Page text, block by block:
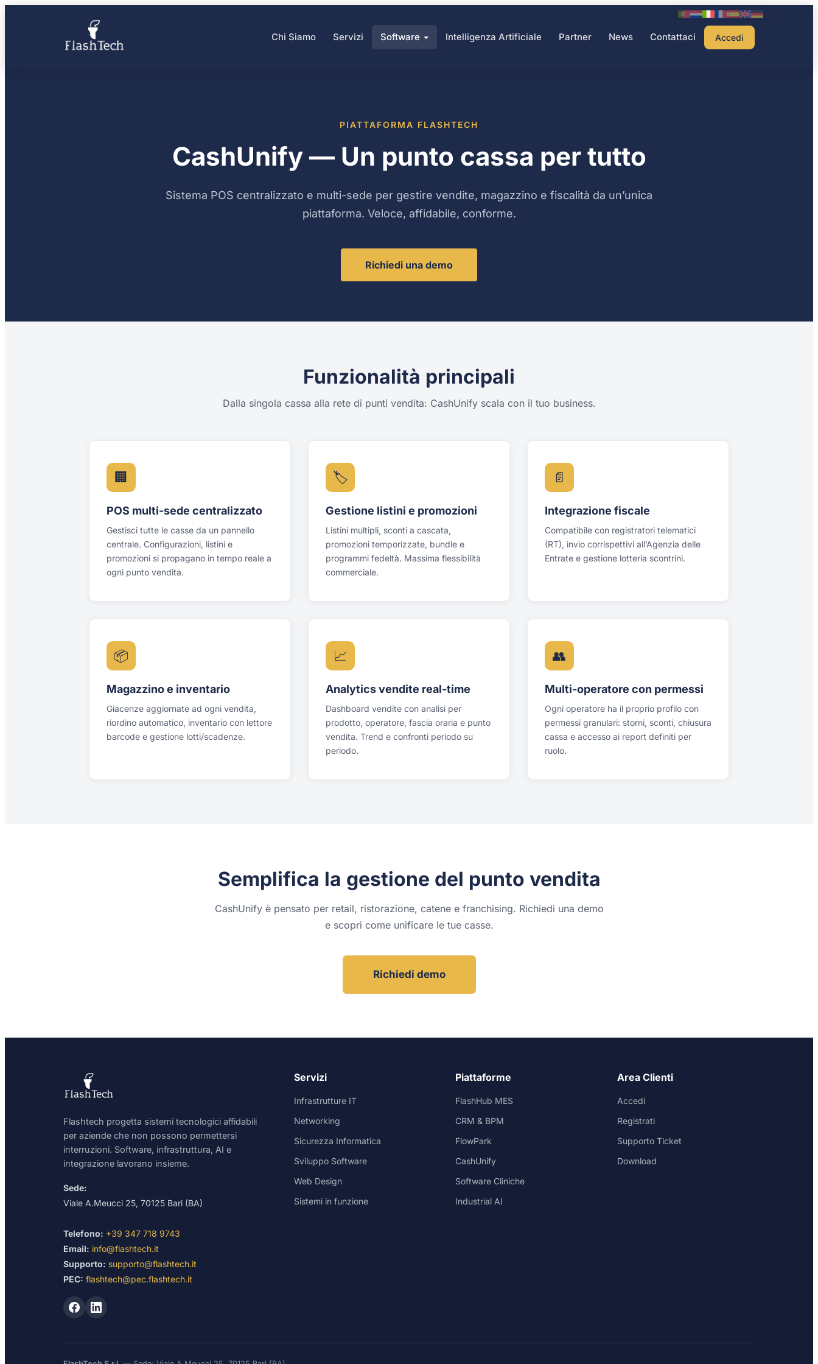
Chi Siamo Servizi Software Intelligenza Artificiale Partner News Contattaci Accedi
PIATTAFORMA FLASHTECH
CashUnify — Un punto cassa per tutto
Sistema POS centralizzato e multi-sede per gestire vendite, magazzino e fiscalità da un’unica
piattaforma. Veloce, affidabile, conforme.
Richiedi una demo
Funzionalità principali
Dalla singola cassa alla rete di punti vendita: CashUnify scala con il tuo business.
🏢
POS multi-sede centralizzato
Gestisci tutte le casse da un pannello
centrale. Configurazioni, listini e
promozioni si propagano in tempo reale a
ogni punto vendita.
🏷
Gestione listini e promozioni
Listini multipli, sconti a cascata,
promozioni temporizzate, bundle e
programmi fedeltà. Massima flessibilità
commerciale.
📄
Integrazione fiscale
Compatibile con registratori telematici
(RT), invio corrispettivi all’Agenzia delle
Entrate e gestione lotteria scontrini.
📦
Magazzino e inventario
Giacenze aggiornate ad ogni vendita,
riordino automatico, inventario con lettore
barcode e gestione lotti/scadenze.
📈
Analytics vendite real-time
Dashboard vendite con analisi per
prodotto, operatore, fascia oraria e punto
vendita. Trend e confronti periodo su
periodo.
👥
Multi-operatore con permessi
Ogni operatore ha il proprio profilo con
permessi granulari: storni, sconti, chiusura
cassa e accesso ai report definiti per
ruolo.
Semplifica la gestione del punto vendita
CashUnify è pensato per retail, ristorazione, catene e franchising. Richiedi una demo
e scopri come unificare le tue casse.
Richiedi demo
Flashtech progetta sistemi tecnologici affidabili
per aziende che non possono permettersi
interruzioni. Software, infrastruttura, AI e
integrazione lavorano insieme.
Sede:
Viale A.Meucci 25, 70125 Bari (BA)
Telefono: +39 347 718 9743
Email: info@flashtech.it
Supporto: supporto@flashtech.it
PEC: flashtech@pec.flashtech.it
Servizi
Infrastrutture IT
Networking
Sicurezza Informatica
Sviluppo Software
Web Design
Sistemi in funzione
Piattaforme
FlashHub MES
CRM & BPM
FlowPark
CashUnify
Software Cliniche
Industrial AI
Area Clienti
Accedi
Registrati
Supporto Ticket
Download